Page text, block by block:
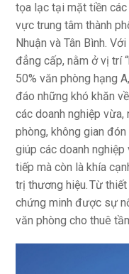
tọa lạc tại mặt tiền
vực trung tâm thành
Nhuận và Tân Bình.
đẳng cấp, nằm ở vị trí
50% văn phòng hạng
đáo những khó khăn
các doanh nghiệp
phòng, không gian
giúp các doanh
tiếp mà còn là khía
trị thương hiệu. Từ
chứng minh được sự
văn phòng cho thuê